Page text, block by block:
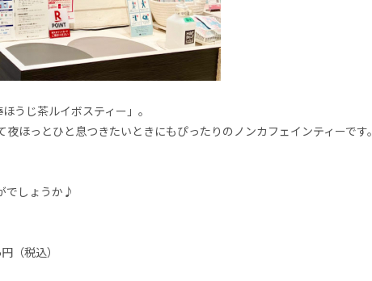
うじ茶ルイボスティー」。
ほっとひと息つきたいときにもぴったりのノンカフェインティーです。
でしょうか♪
（税込）